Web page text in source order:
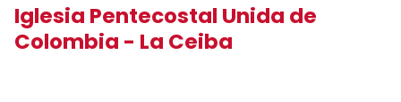
Iglesia Pentecostal Unida de
Colombia - La Ceiba